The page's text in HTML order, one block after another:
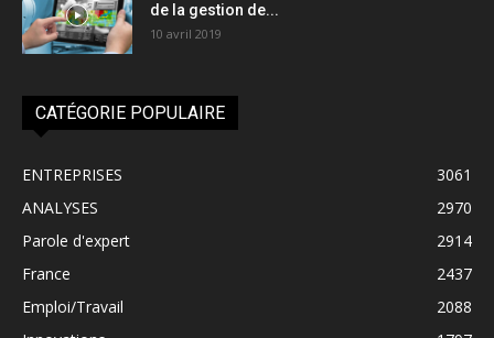
de la gestion de...
10 avril 2019
CATÉGORIE POPULAIRE
ENTREPRISES
3061
ANALYSES
2970
Parole d'expert
2914
France
2437
Emploi/Travail
2088